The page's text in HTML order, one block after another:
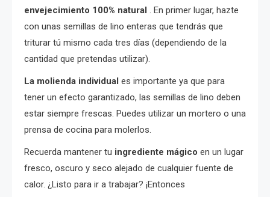
envejecimiento 100% natural . En primer lugar, hazte
con unas semillas de lino enteras que tendrás que
triturar tú mismo cada tres días (dependiendo de la
cantidad que pretendas utilizar).
La molienda individual es importante ya que para
tener un efecto garantizado, las semillas de lino deben
estar siempre frescas. Puedes utilizar un mortero o una
prensa de cocina para molerlos.
Recuerda mantener tu ingrediente mágico en un lugar
fresco, oscuro y seco alejado de cualquier fuente de
calor. ¿Listo para ir a trabajar? ¡Entonces